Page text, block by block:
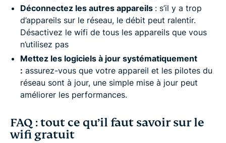
Déconnectez les autres appareils : s’il y a trop
d’appareils sur le réseau, le débit peut ralentir.
Désactivez le wifi de tous les appareils que vous
n’utilisez pas
Mettez les logiciels à jour systématiquement
: assurez-vous que votre appareil et les pilotes du
réseau sont à jour, une simple mise à jour peut
améliorer les performances.
FAQ : tout ce qu’il faut savoir sur le
wifi gratuit